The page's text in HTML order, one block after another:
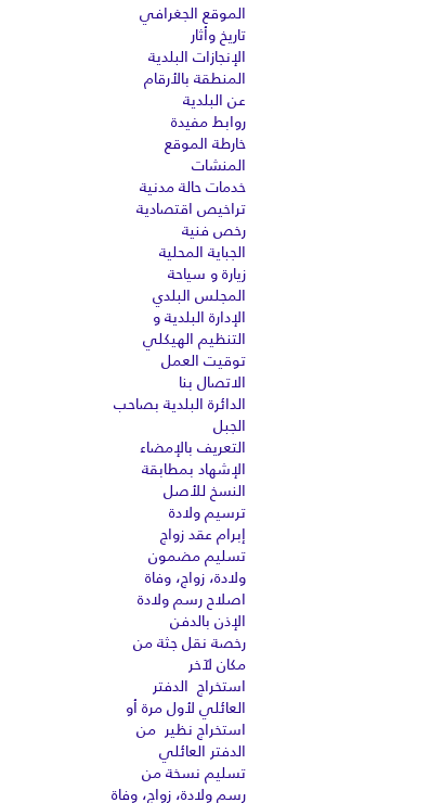
الموقع الجغرافي
تاريخ وأثار
الإنجازات البلدية
المنطقة بالأرقام
عن البلدية
روابط مفيدة
خارطة الموقع
المنشات
خدمات حالة مدنية
تراخيص اقتصادية
رخص فنية
الجباية المحلية
زيارة و سياحة
المجلس البلدي
الإدارة البلدية و
التنظيم الهيكلي
توقيت العمل
الاتصال بنا
الدائرة البلدية بصاحب
الجبل
التعريف بالإمضاء
الإشهاد بمطابقة
النسخ للأصل
ترسيم ولادة
إبرام عقد زواج
تسليم مضمون
ولادة، زواج، وفاة
اصلاح رسم ولادة
الإذن بالدفن
رخصة نقل جثة من
مكان لآخر
استخراج الدفتر
العائلي لأول مرة أو
استخراج نظير من
الدفتر العائلي
تسليم نسخة من
رسم ولادة، زواج، وفاة